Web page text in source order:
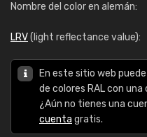
Nombre del color en alemán:
LRV(light reflectance value):
En este sitio web
de colores RAL con una
¿Aún no tienes una
cuenta gratis.